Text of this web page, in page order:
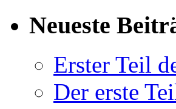
Neueste
Erster Teil
Der erste